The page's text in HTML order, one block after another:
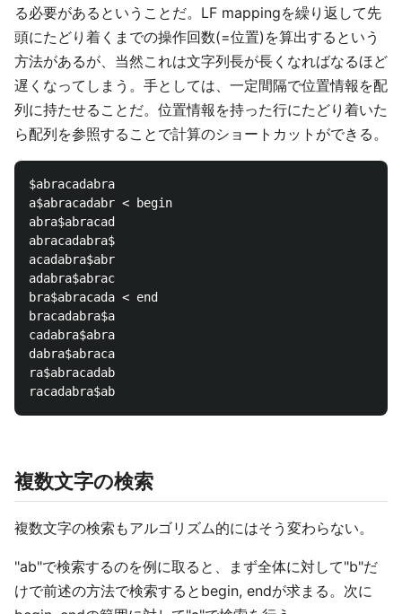
る必要があるということだ。LF mappingを繰り返して先
頭にたどり着くまでの操作回数(=位置)を算出するという
方法があるが、当然これは文字列長が長くなればなるほど
遅くなってしまう。手としては、一定間隔で位置情報を配
列に持たせることだ。位置情報を持った行にたどり着いた
ら配列を参照することで計算のショートカットができる。
$abracadabra
a$abracadabr < begin
abra$abracad
abracadabra$
acadabra$abr
adabra$abrac
bra$abracada < end
bracadabra$a
cadabra$abra
dabra$abraca
ra$abracadab
複数文字の検索
複数文字の検索もアルゴリズム的にはそう変わらない。
"ab"で検索するのを例に取ると、まず全体に対して"b"だ
けで前述の方法で検索するとbegin, endが求まる。次に